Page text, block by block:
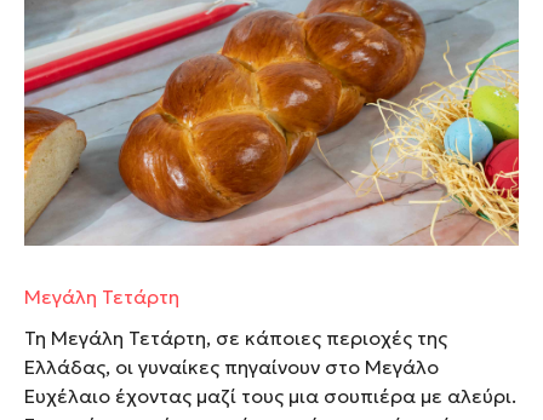
Μεγάλη Τετάρτη
Τη Μεγάλη Τετάρτη, σε κάποιες περιοχές της
Ελλάδας, οι γυναίκες πηγαίνουν στο Μεγάλο
Ευχέλαιο έχοντας μαζί τους μια σουπιέρα με αλεύρι.